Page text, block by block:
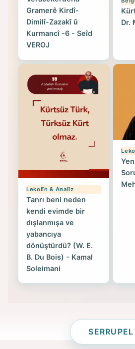
Gramerê Kirdî-
Dimilî-Zazakî û
Kurmancî -6 - Seîd
VEROJ
Dr.
Lekolîn & Analîz
Tanrı beni neden
kendi evimde bir
dışlanmışa ve
yabancıya
dönüştürdü? (W. E.
B. Du Bois) - Kamal
Soleimani
SERRUPEL